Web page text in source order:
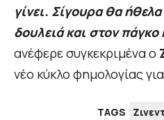
γίνει. Σίγουρα θα
δουλειά και στον
ανέφερε συγκεκριμένα ο
νέο κύκλο φημολογίας
TAGS